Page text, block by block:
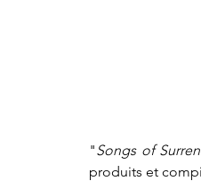
"Songs of
produits et